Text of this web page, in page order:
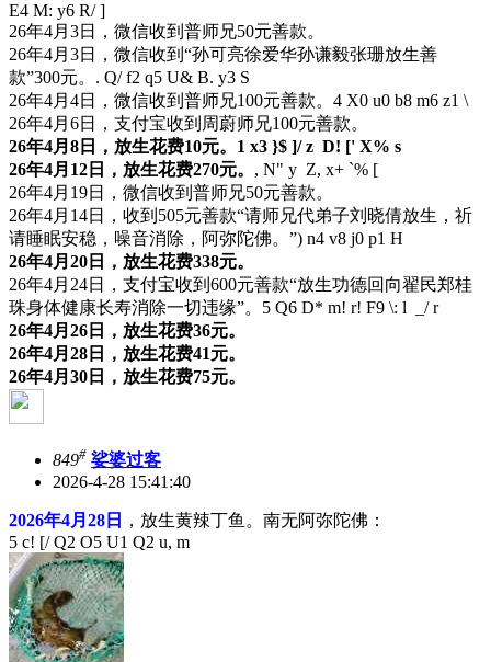
E4 M: y6 R/ ]
26年4月3日，微信收到普师兄50元善款。
26年4月3日，微信收到“孙可亮徐爱华孙谦毅张珊放生善
款”300元。 . Q/ f2 q5 U& B. y3 S
26年4月4日，微信收到普师兄100元善款。 4 X0 u0 b8 m6 z1 \
26年4月6日，支付宝收到周蔚师兄100元善款。
26年4月8日，放生花费10元。 1 x3 }$ ]/ z D! [' X% s
26年4月12日，放生花费270元。 , N" y Z, x+ `% [
26年4月19日，微信收到普师兄50元善款。
26年4月14日，收到505元善款“请师兄代弟子刘晓倩放生，祈
请睡眠安稳，噪音消除，阿弥陀佛。”) n4 v8 j0 p1 H
26年4月20日，放生花费338元。
26年4月24日，支付宝收到600元善款“放生功德回向翟民郑桂
珠身体健康长寿消除一切违缘”。 5 Q6 D* m! r! F9 \: l _/ r
26年4月26日，放生花费36元。
26年4月28日，放生花费41元。
26年4月30日，放生花费75元。
849# 娑婆过客
2026-4-28 15:41:40
2026年4月28日
，放生黄辣丁鱼。南无阿弥陀佛：
5 c! [/ Q2 O5 U1 Q2 u, m